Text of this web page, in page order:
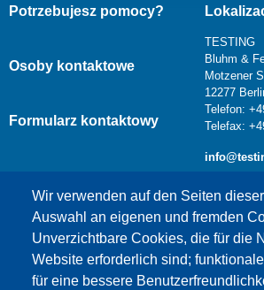
Wir verwenden auf den Seiten
Auswahl an eigenen und fremden
Unverzichtbare Cookies, die für die
Website erforderlich sind;
für eine bessere
Potrzebujesz pomocy?
Osoby kontaktowe
Formularz kontaktowy
TESTING
Bluhm &
Motzener
12277
Telefon:
Telefax: